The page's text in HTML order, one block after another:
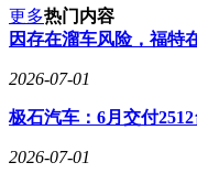
更多热门内容
因存在溜车风险，福特
2026-07-01
极石汽车：6月交付
2026-07-01